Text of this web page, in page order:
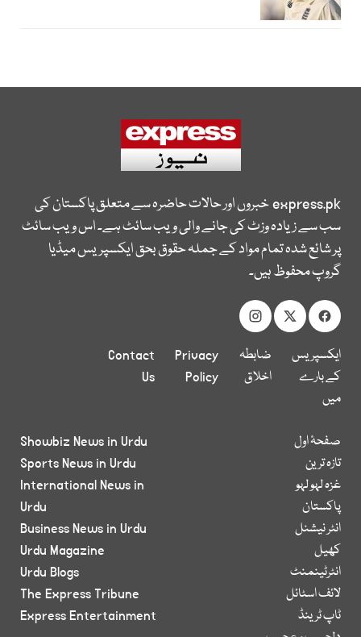
express.pkخبروں اور حالات حاضرہ سے متعلق پاکستان کی
سب سے زیادہ وزٹ کی جانے والی ویب سائٹ ہے۔ اس ویب سائٹ
پر شائع شدہ تمام مواد کے جملہ حقوق بحق ایکسپریس میڈیا
گروپ محفوظ ہیں۔
ایکسپریس
کے بارے
میں
ضابطہ
اخلاق
Privacy
Policy
Contact
Us
صفحۂ اول
تازہ ترین
غزہ لہو لہو
پاکستان
انٹر نیشنل
کھیل
انٹرٹینمنٹ
لائف اسٹائل
ٹاپ ٹرینڈ
Showbiz News in Urdu
Sports News in Urdu
International News in
Urdu
Business News in Urdu
Urdu Magazine
Urdu Blogs
The Express Tribune
Express Entertainment